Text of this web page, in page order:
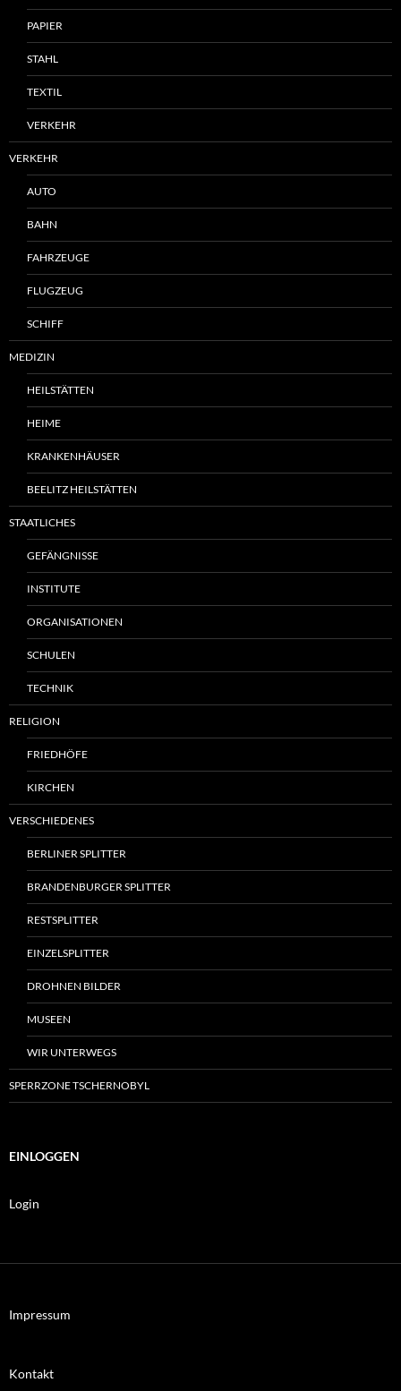
PAPIER
STAHL
TEXTIL
VERKEHR
VERKEHR
AUTO
BAHN
FAHRZEUGE
FLUGZEUG
SCHIFF
MEDIZIN
HEILSTÄTTEN
HEIME
KRANKENHÄUSER
BEELITZ HEILSTÄTTEN
STAATLICHES
GEFÄNGNISSE
INSTITUTE
ORGANISATIONEN
SCHULEN
TECHNIK
RELIGION
FRIEDHÖFE
KIRCHEN
VERSCHIEDENES
BERLINER SPLITTER
BRANDENBURGER SPLITTER
RESTSPLITTER
EINZELSPLITTER
DROHNEN BILDER
MUSEEN
WIR UNTERWEGS
SPERRZONE TSCHERNOBYL
EINLOGGEN
Login
Impressum
Kontakt